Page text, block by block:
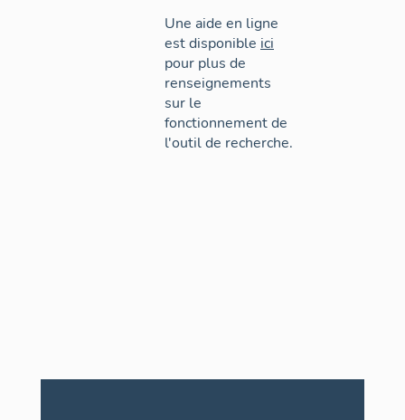
Une aide en ligne
est disponible ici
pour plus de
renseignements
sur le
fonctionnement de
l'outil de recherche.